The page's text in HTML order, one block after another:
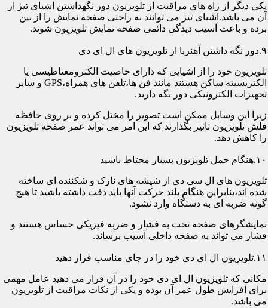
یکی دیگر از راه های مراقبت از تلویزیون دور نگهداشتن اشیای تیز از
آن می باشد.اشیای تیز می توانند به راحتی صفحه نمایش را از بین
برده و باعث آسیب دیدگی دائمی صفحه نمایش تلویزیون شوند.
۹.دور نگه داشتن آهنربا از تلویزیون های ال ای دی
تلویزیون خود را از اشیایی که دارای خاصیت الکترومغناطیسی یا
الکتریسیته ساکن هستند مانند فن ها،تلفن های همراه،GPS و سایر
تجهیزات الکترونیکی دور نگه دارید.
زیرا این وسایل ممکن است تصویر را مختل کرده و بر روی حافظه
فلش تلویزیون تاثیر بگذارند که این امر می تواند عمر صفحه تلویزیون
را کاهش دهد.
۱۰.هنگام حمل تلویزیون بسیار محتاط باشید
تلویزیون های ال سی دی از شیشه های نازک و شکننده ای ساخته
شده اند،بنابراین هنگام بلند حرکت آنها باید دقت داشته باشید تا هیچ
گونه ضربه ای به دستگاه وارد نشود.
نمایشگرهای صفحه تخت به فشار و ضربه فیزیکی حساس هستند و
فشار می تواند به صفحه داخلی آسیب برساند.
۱۱.تلویزیون ال ای دی خود را در جای مناسب قرار دهید
مکانی که تلویزیون ال ای دی خود را در آن قرار می دهید عامل مهمی
برای افزایش طول عمر آن بوده و یکی از نکات مراقبت از تلویزیون
می باشد.